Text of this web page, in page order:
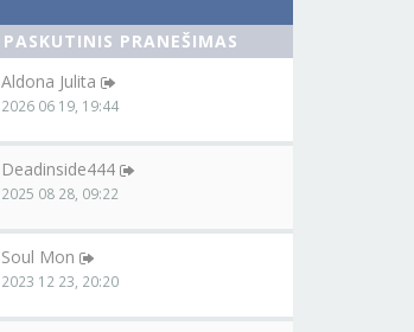
PASKUTINIS PRANEŠIMAS
Aldona Julita
2026 06 19, 19:44
Deadinside444
2025 08 28, 09:22
Soul Mon
2023 12 23, 20:20